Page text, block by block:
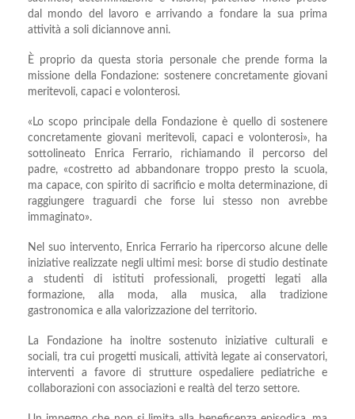
dal mondo del lavoro e arrivando a fondare la sua prima
attività a soli diciannove anni.
È proprio da questa storia personale che prende forma la
missione della Fondazione: sostenere concretamente giovani
meritevoli, capaci e volonterosi.
«Lo scopo principale della Fondazione è quello di sostenere
concretamente giovani meritevoli, capaci e volonterosi», ha
sottolineato Enrica Ferrario, richiamando il percorso del
padre, «costretto ad abbandonare troppo presto la scuola,
ma capace, con spirito di sacrificio e molta determinazione, di
raggiungere traguardi che forse lui stesso non avrebbe
immaginato».
Nel suo intervento, Enrica Ferrario ha ripercorso alcune delle
iniziative realizzate negli ultimi mesi: borse di studio destinate
a studenti di istituti professionali, progetti legati alla
formazione, alla moda, alla musica, alla tradizione
gastronomica e alla valorizzazione del territorio.
La Fondazione ha inoltre sostenuto iniziative culturali e
sociali, tra cui progetti musicali, attività legate ai conservatori,
interventi a favore di strutture ospedaliere pediatriche e
collaborazioni con associazioni e realtà del terzo settore.